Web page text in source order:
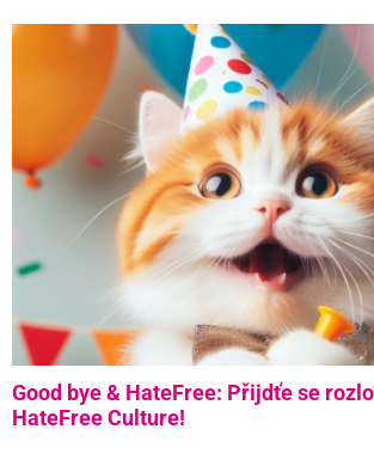
Good bye & HateFree: Přijdťe se
HateFree Culture!